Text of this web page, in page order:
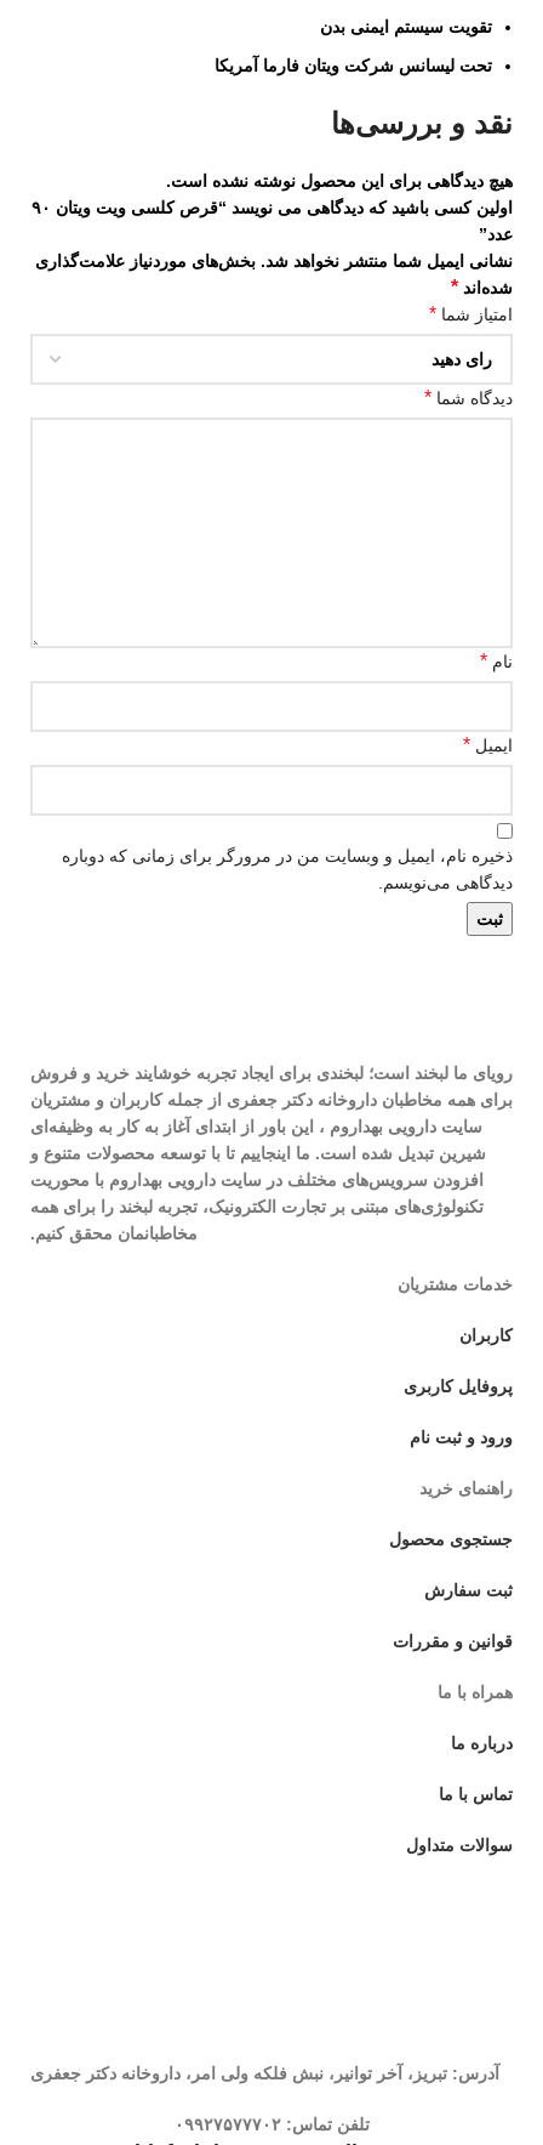
تقویت سیستم ایمنی بدن
تحت لیسانس شرکت ویتان فارما آمریکا
نقد و بررسی‌ها
هیچ دیدگاهی برای این محصول نوشته نشده است.
اولین کسی باشید که دیدگاهی می نویسد “قرص کلسی ویت ویتان ۹۰
عدد”
نشانی ایمیل شما منتشر نخواهد شد. بخش‌های موردنیاز علامت‌گذاری
شده‌اند *
امتیاز شما *
دیدگاه شما *
نام *
ایمیل *
ذخیره نام، ایمیل و وبسایت من در مرورگر برای زمانی که دوباره
دیدگاهی می‌نویسم.
رویای ما لبخند است؛ لبخندی برای ایجاد تجربه خوشایند خرید و فروش
برای همه مخاطبان داروخانه دکتر جعفری از جمله کاربران و مشتریان
سایت دارویی بهداروم ، این باور از ابتدای آغاز به کار به وظیفه‌ای
شیرین تبدیل شده است. ما اینجاییم تا با توسعه محصولات متنوع و
افزودن سرویس‌های مختلف در سایت دارویی بهداروم با محوریت
تکنولوژی‌های مبتنی بر تجارت الکترونیک، تجربه لبخند را برای همه
مخاطبانمان محقق کنیم.
خدمات مشتریان
کاربران
پروفایل کاربری
ورود و ثبت نام
راهنمای خرید
جستجوی محصول
ثبت سفارش
قوانین و مقررات
همراه با ما
درباره ما
تماس با ما
سوالات متداول
آدرس: تبریز، آخر توانیر، نبش فلکه ولی امر، داروخانه دکتر جعفری
تلفن تماس:۰۹۹۲۷۵۷۷۷۰۲